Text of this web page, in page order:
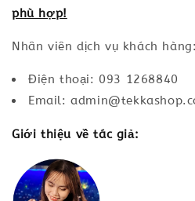
phù hợp!
Nhân viên dịch vụ khách hàng:
Điện thoại: 093 1268840
Email:
Giới thiệu về tác giả: